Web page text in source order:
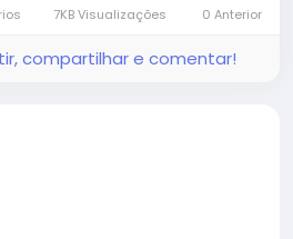
7KB Visualizações 0 Anterior
compartilhar e comentar!